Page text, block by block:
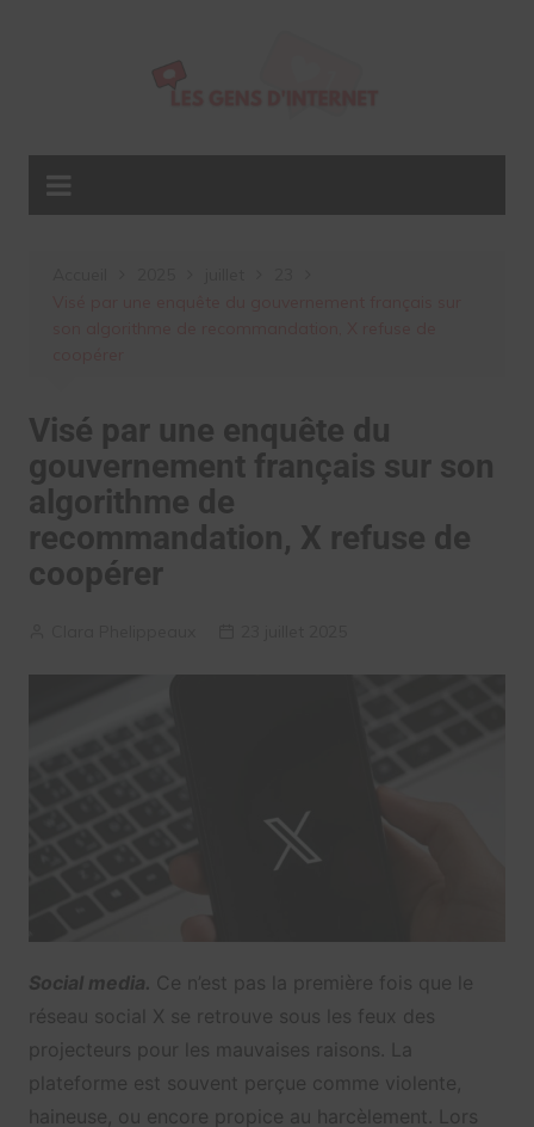
Visé par une enquête du
gouvernement français sur son
algorithme de
recommandation, X refuse de
coopérer
Social media. Ce n’est pas la première fois que le
réseau social X se retrouve sous les feux des
projecteurs pour les mauvaises raisons. La
plateforme est souvent perçue comme violente,
haineuse, ou encore propice au harcèlement. Lors